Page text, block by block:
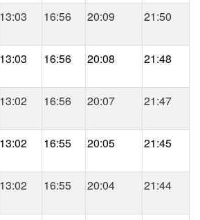
13:03 16:56 20:09 21:50
13:03 16:56 20:08 21:48
13:02 16:56 20:07 21:47
13:02 16:55 20:05 21:45
13:02 16:55 20:04 21:44